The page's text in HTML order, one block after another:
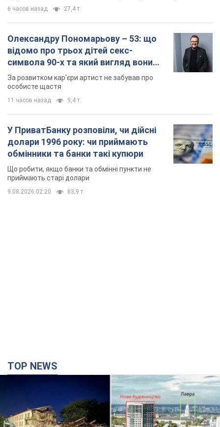
долари 1996 року: чи приймають
обмінники та банки такі купюри
Що робити, якщо банки та обмінні пункти не
приймають старі долари
9.08.2026 02:20 83,9 т.
Києво-Печерську лавру закриють 80-метровим
"монстром"? Чому влада Києва відмовилась
зупиняти будівництво хмарочоса
"московського вірянина"
Яка реакція Кличка на петицію щодо скасування будівництва
3 часа назад 33,9 т.